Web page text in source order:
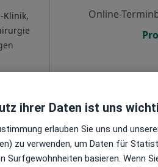
Klinik,
Online-
Heute
8 Aug 9
ihrer Daten ist uns
erlauben Sie uns und
zu verwenden, um Daten für
Surfgewohnheiten basieren. Wenn